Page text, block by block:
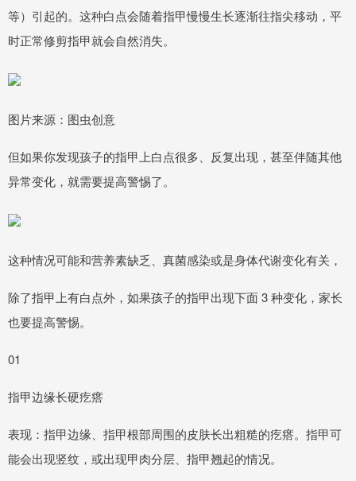
等）引起的。这种白点会随着指甲慢慢生长逐渐往指尖移动，平
时正常修剪指甲就会自然消失。
图片来源：图虫创意
但如果你发现孩子的指甲上白点很多、反复出现，甚至伴随其他
异常变化，就需要提高警惕了。
这种情况可能和营养素缺乏、真菌感染或是身体代谢变化有关，
除了指甲上有白点外，如果孩子的指甲出现下面 3 种变化，家长
也要提高警惕。
01
指甲边缘长硬疙瘩
表现：指甲边缘、指甲根部周围的皮肤长出粗糙的疙瘩。指甲可
能会出现竖纹，或出现甲肉分层、指甲翘起的情况。